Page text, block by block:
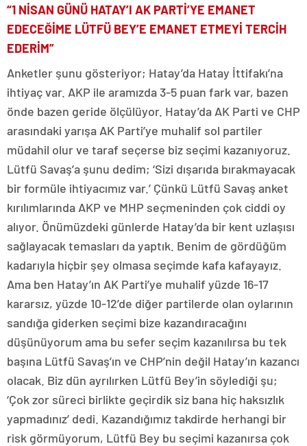
“1 NİSAN GÜNÜ HATAY’I AK PARTİ’YE EMANET
EDECEĞİME LÜTFÜ BEY’E EMANET ETMEYİ TERCİH
EDERİM”
Anketler şunu gösteriyor; Hatay’da Hatay İttifakı’na
ihtiyaç var. AKP ile aramızda 3-5 puan fark var, bazen
önde bazen geride ölçülüyor. Hatay’da AK Parti ve CHP
arasındaki yarışa AK Parti’ye muhalif sol partiler
müdahil olur ve taraf seçerse biz seçimi kazanıyoruz.
Lütfü Savaş’a şunu dedim; ‘Sizi dışarıda bırakmayacak
bir formüle ihtiyacımız var.’ Çünkü Lütfü Savaş anket
kırılımlarında AKP ve MHP seçmeninden çok ciddi oy
alıyor. Önümüzdeki günlerde Hatay’da bir kent uzlaşısı
sağlayacak temasları da yaptık. Benim de gördüğüm
kadarıyla hiçbir şey olmasa seçimde kafa kafayayız.
Ama ben Hatay’ın AK Parti’ye muhalif yüzde 16-17
kararsız, yüzde 10-12’de diğer partilerde olan oylarının
sandığa giderken seçimi bize kazandıracağını
düşünüyorum ama bu sefer seçim kazanılırsa bu tek
başına Lütfü Savaş’ın ve CHP’nin değil Hatay’ın kazancı
olacak. Biz dün ayrılırken Lütfü Bey’in söylediği şu;
‘Çok zor süreci birlikte geçirdik siz bana hiç haksızlık
yapmadınız’ dedi. Kazandığımız takdirde herhangi bir
risk görmüyorum, Lütfü Bey bu seçimi kazanırsa çok